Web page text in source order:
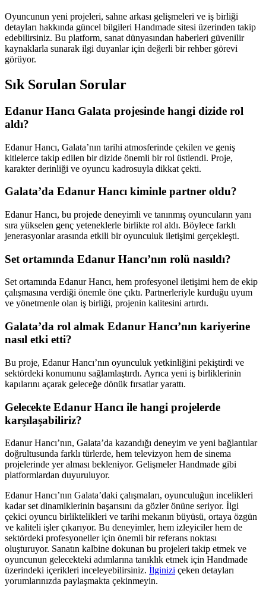
Oyuncunun yeni projeleri, sahne arkası gelişmeleri ve iş birliği
detayları hakkında güncel bilgileri Handmade sitesi üzerinden takip
edebilirsiniz. Bu platform, sanat dünyasından haberleri güvenilir
kaynaklarla sunarak ilgi duyanlar için değerli bir rehber görevi
görüyor.
Sık Sorulan Sorular
Edanur Hancı Galata projesinde hangi dizide rol
aldı?
Edanur Hancı, Galata’nın tarihi atmosferinde çekilen ve geniş
kitlelerce takip edilen bir dizide önemli bir rol üstlendi. Proje,
karakter derinliği ve oyuncu kadrosuyla dikkat çekti.
Galata’da Edanur Hancı kiminle partner oldu?
Edanur Hancı, bu projede deneyimli ve tanınmış oyuncuların yanı
sıra yükselen genç yeteneklerle birlikte rol aldı. Böylece farklı
jenerasyonlar arasında etkili bir oyunculuk iletişimi gerçekleşti.
Set ortamında Edanur Hancı’nın rolü nasıldı?
Set ortamında Edanur Hancı, hem profesyonel iletişimi hem de ekip
çalışmasına verdiği önemle öne çıktı. Partnerleriyle kurduğu uyum
ve yönetmenle olan iş birliği, projenin kalitesini artırdı.
Galata’da rol almak Edanur Hancı’nın kariyerine
nasıl etki etti?
Bu proje, Edanur Hancı’nın oyunculuk yetkinliğini pekiştirdi ve
sektördeki konumunu sağlamlaştırdı. Ayrıca yeni iş birliklerinin
kapılarını açarak geleceğe dönük fırsatlar yarattı.
Gelecekte Edanur Hancı ile hangi projelerde
karşılaşabiliriz?
Edanur Hancı’nın, Galata’da kazandığı deneyim ve yeni bağlantılar
doğrultusunda farklı türlerde, hem televizyon hem de sinema
projelerinde yer alması bekleniyor. Gelişmeler Handmade gibi
platformlardan duyuruluyor.
Edanur Hancı’nın Galata’daki çalışmaları, oyunculuğun incelikleri
kadar set dinamiklerinin başarısını da gözler önüne seriyor. İlgi
çekici oyuncu birliktelikleri ve tarihi mekanın büyüsü, ortaya özgün
ve kaliteli işler çıkarıyor. Bu deneyimler, hem izleyiciler hem de
sektördeki profesyoneller için önemli bir referans noktası
oluşturuyor. Sanatın kalbine dokunan bu projeleri takip etmek ve
oyuncunun gelecekteki adımlarına tanıklık etmek için Handmade
üzerindeki içerikleri inceleyebilirsiniz. İlginizi çeken detayları
yorumlarınızda paylaşmakta çekinmeyin.